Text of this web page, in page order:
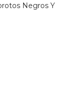
Negros Y